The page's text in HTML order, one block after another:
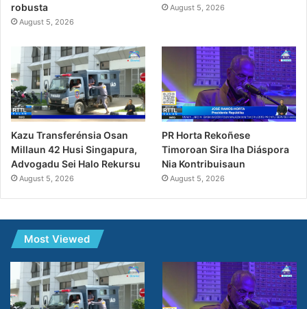
robusta
August 5, 2026
August 5, 2026
Kazu Transferénsia Osan
Millaun 42 Husi Singapura,
Advogadu Sei Halo Rekursu
August 5, 2026
PR Horta Rekoñese
Timoroan Sira Iha Diáspora
Nia Kontribuisaun
August 5, 2026
Most Viewed